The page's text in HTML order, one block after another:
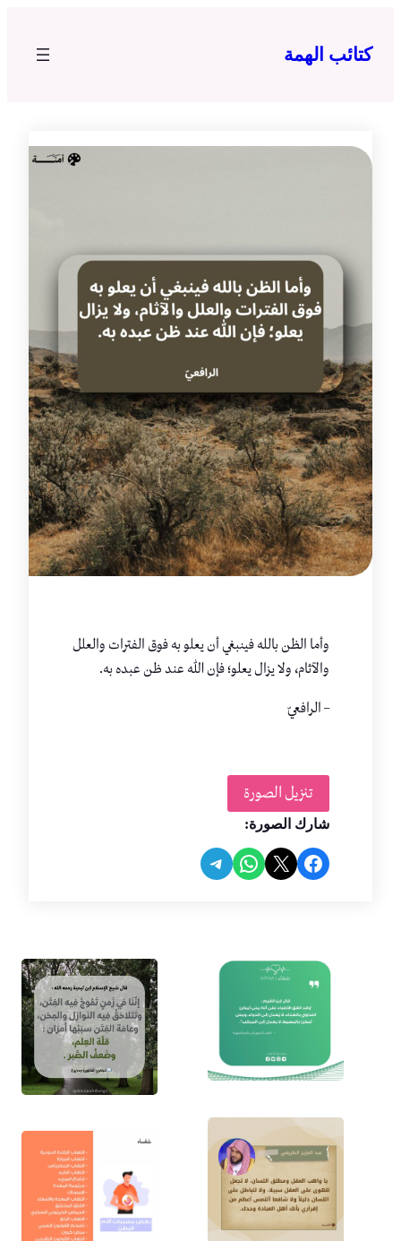
المحتوى
كتائب الهمة
وأما الظن بالله فينبغي أن يعلو به فوق الفترات والعلل
والآثام، ولا يزال يعلو؛ فإن الله عند ظن عبده به.
– الرافعيّ
تنزيل الصورة
شارك الصورة:
Share on Facebook
Share on X
Share on WhatsApp
Share on Telegram